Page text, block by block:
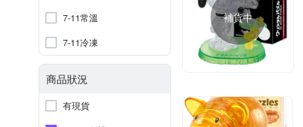
7-11常溫
7-11冷凍
商品狀況
有現貨
補貨中